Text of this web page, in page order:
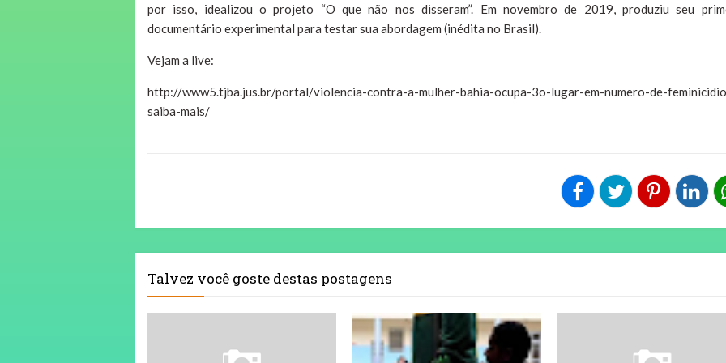
por isso, idealizou o projeto “O que não nos disseram”. Em novembro de 2019, produziu seu
documentário experimental para testar sua abordagem (inédita no Brasil).
Vejam a live:
http://www5.tjba.jus.br/portal/violencia-contra-a-mulher-bahia-ocupa-3o-lugar-em-numero-de-
saiba-mais/
Talvez você goste destas postagens